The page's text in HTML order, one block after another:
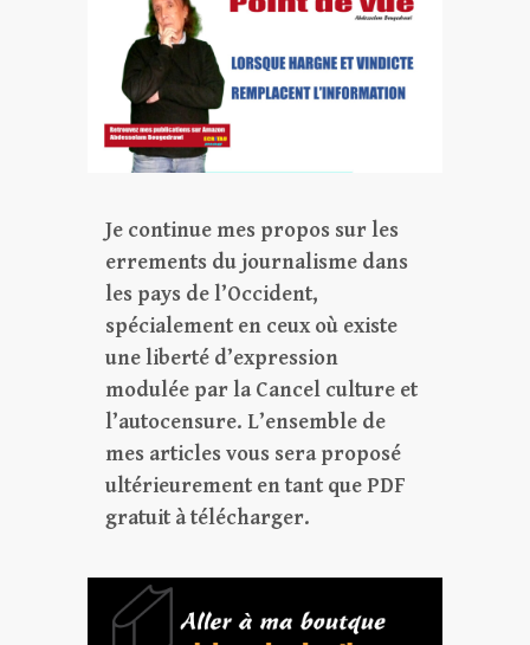
Je continue mes propos sur les
errements du journalisme dans
les pays de l’Occident,
spécialement en ceux où existe
une liberté d’expression
modulée par la Cancel culture et
l’autocensure. L’ensemble de
mes articles vous sera proposé
ultérieurement en tant que PDF
gratuit à télécharger.